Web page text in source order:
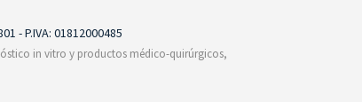
- P.IVA: 01812000485
in vitro y productos médico-quirúrgicos,